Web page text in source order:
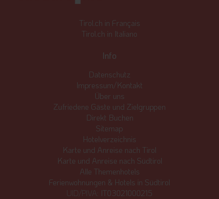
Tirol.ch in Français
Tirol.ch in Italiano
Info
Datenschutz
Impressum/Kontakt
Über uns
Zufriedene Gäste und Zielgruppen
Direkt Buchen
Sitemap
Hotelverzeichnis
Karte und Anreise nach Tirol
Karte und Anreise nach Südtirol
Alle Themenhotels
Ferienwohnungen & Hotels in Südtirol
UID/PIVA: IT03021000215